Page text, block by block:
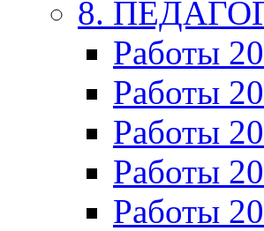
8.
Работы
Работы
Работы
Работы
Работы